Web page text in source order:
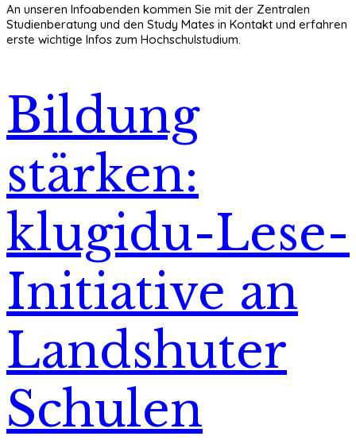
An unseren Infoabenden kommen Sie mit der Zentralen
Studienberatung und den Study Mates in Kontakt und erfahren
erste wichtige Infos zum Hochschulstudium.
Bildung
stärken:
klugidu-Lese-
Initiative an
Landshuter
Schulen